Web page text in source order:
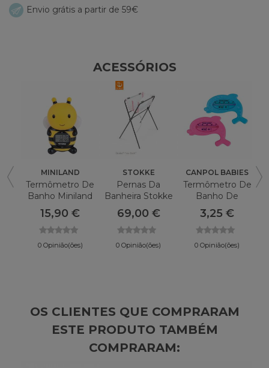
Envio grátis a partir de 59€
ACESSÓRIOS
MINILAND
Termômetro De
Banho Miniland
Banho Térmico
15,90 €
0 Opinião(ões)
STOKKE
Pernas Da
Banheira Stokke
Flexi Bath
69,00 €
0 Opinião(ões)
CANPOL BABIES
Termômetro De
Banho De
Golfinhos De
Canpol Babies
3,25 €
0 Opinião(ões)
OS CLIENTES QUE COMPRARAM
ESTE PRODUTO TAMBÉM
COMPRARAM: